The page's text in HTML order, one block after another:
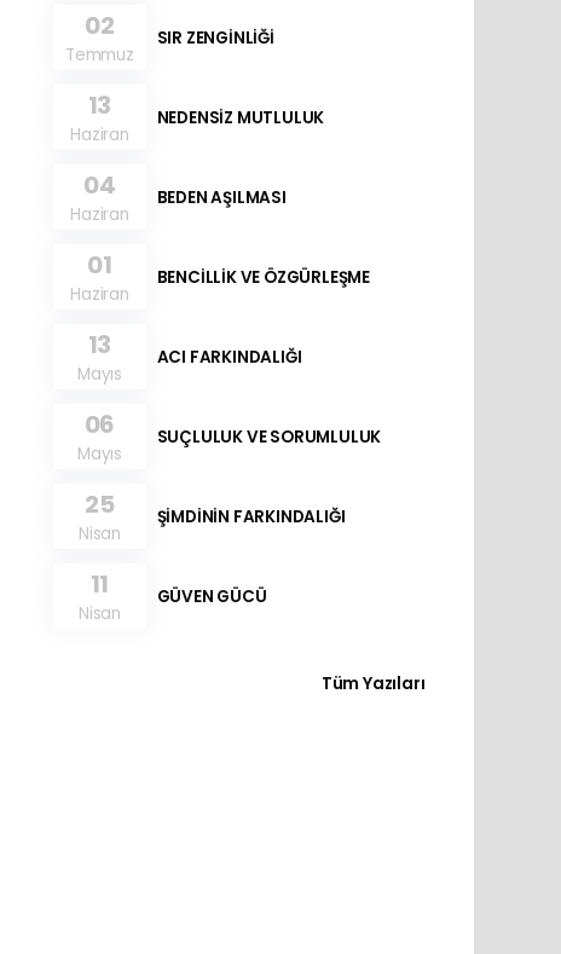
02
Temmuz
SIR ZENGİNLİĞİ
13
Haziran
NEDENSİZ MUTLULUK
04
Haziran
BEDEN AŞILMASI
01
Haziran
BENCİLLİK VE ÖZGÜRLEŞME
13
Mayıs
ACI FARKINDALIĞI
06
Mayıs
SUÇLULUK VE SORUMLULUK
25
Nisan
ŞİMDİNİN FARKINDALIĞI
11
Nisan
GÜVEN GÜCÜ
Tüm Yazıları